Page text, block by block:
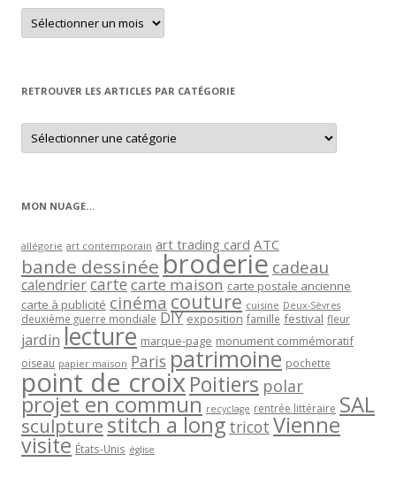
Retrouver
un
article
RETROUVER LES ARTICLES PAR CATÉGORIE
Retrouver
les
articles
MON NUAGE…
allégorie art contemporain art trading card ATC
bande dessinée broderie cadeau
calendriercartecarte maison carte postale ancienne
carte à publicité cinéma couture cuisine Deux-Sèvres
deuxième guerre mondiale DIY exposition famille festival fleur
jardin lecture marque-page monument commémoratif
oiseau papier maison Paris patrimoine pochette
point de croixPoitiers polar
projet en commun recyclage rentrée littéraire SAL
sculpturestitch a long tricot Vienne
visite États-Unis église